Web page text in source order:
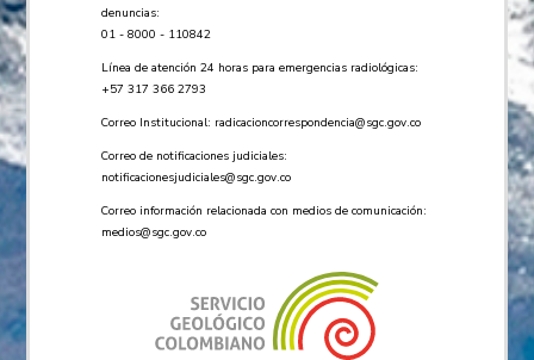
denuncias:
01 - 8000 - 110842
Línea de atención 24 horas para emergencias radiológicas:
+57 ​317 366 2793
Correo Institucional: radicacioncorrespondencia@sgc.gov.co
Correo de notificaciones judiciales:
notificacionesjudiciales@sgc.gov.co
Correo información relacionada con medios de comunicación:
medios@sgc.gov.co